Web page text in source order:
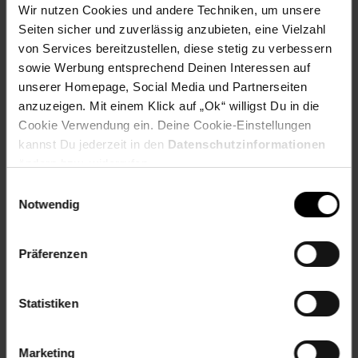
Wir nutzen Cookies und andere Techniken, um unsere
Seiten sicher und zuverlässig anzubieten, eine Vielzahl
von Services bereitzustellen, diese stetig zu verbessern
sowie Werbung entsprechend Deinen Interessen auf
unserer Homepage, Social Media und Partnerseiten
anzuzeigen. Mit einem Klick auf „Ok“ willigst Du in die
Cookie Verwendung ein. Deine Cookie-Einstellungen
kannst Du jederzeit in den Datenschutzinformationen
Notwendig
Präferenzen
Statistiken
Marketing
Zurück zu Vereinsspende
Fußzeile
Weitere Online-Angebote
Netto Reisen TV-Shop Weinwelt